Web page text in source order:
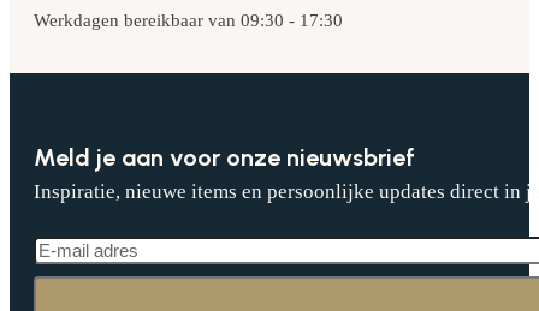
Werkdagen bereikbaar van 09:30 - 17:30
Meld je aan voor onze nieuwsbrief
Inspiratie, nieuwe items en persoonlijke updates direct in